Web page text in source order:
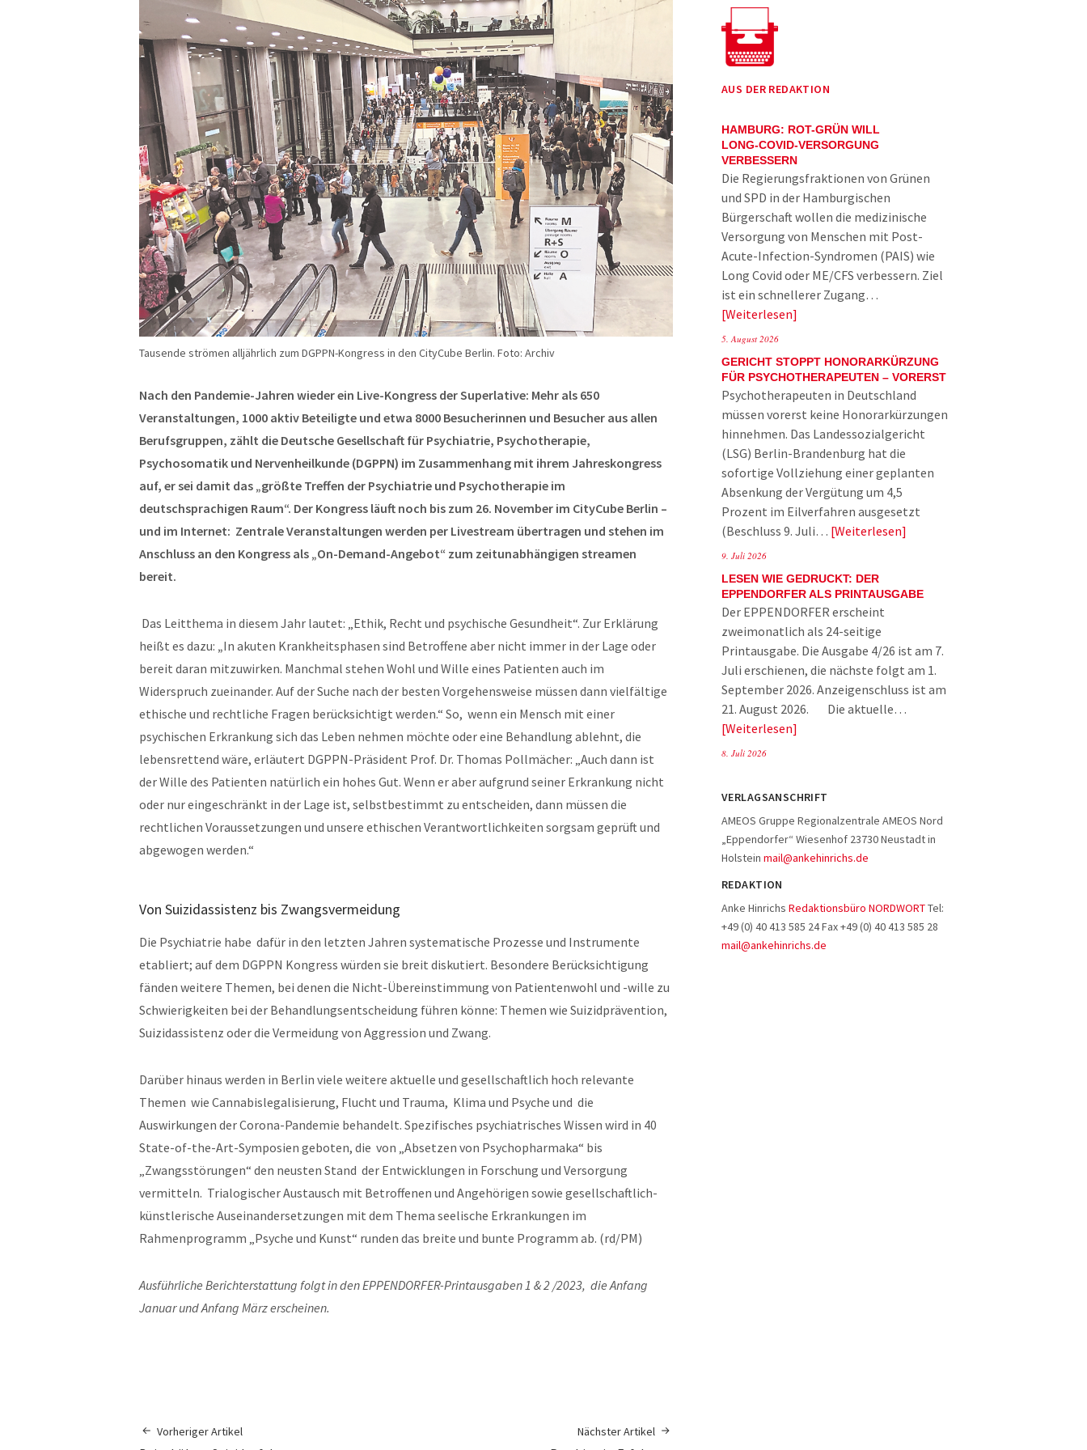
Tausende strömen alljährlich zum DGPPN-Kongress in den CityCube Berlin. Foto: Archiv
Nach den Pandemie-Jahren wieder ein Live-Kongress der Superlative: Mehr als 650
Veranstaltungen, 1000 aktiv Beteiligte und etwa 8000 Besucherinnen und Besucher aus allen
Berufsgruppen, zählt die Deutsche Gesellschaft für Psychiatrie, Psychotherapie,
Psychosomatik und Nervenheilkunde (DGPPN) im Zusammenhang mit ihrem Jahreskongress
auf, er sei damit das „größte Treffen der Psychiatrie und Psychotherapie im
deutschsprachigen Raum“. Der Kongress läuft noch bis zum 26. November im CityCube Berlin –
und im Internet: Zentrale Veranstaltungen werden per Livestream übertragen und stehen im
Anschluss an den Kongress als „On-Demand-Angebot“ zum zeitunabhängigen streamen
bereit.
Das Leitthema in diesem Jahr lautet: „Ethik, Recht und psychische Gesundheit“. Zur Erklärung
heißt es dazu: „In akuten Krankheitsphasen sind Betroffene aber nicht immer in der Lage oder
bereit daran mitzuwirken. Manchmal stehen Wohl und Wille eines Patienten auch im
Widerspruch zueinander. Auf der Suche nach der besten Vorgehensweise müssen dann vielfältige
ethische und rechtliche Fragen berücksichtigt werden.“ So, wenn ein Mensch mit einer
psychischen Erkrankung sich das Leben nehmen möchte oder eine Behandlung ablehnt, die
lebensrettend wäre, erläutert DGPPN-Präsident Prof. Dr. Thomas Pollmächer: „Auch dann ist
der Wille des Patienten natürlich ein hohes Gut. Wenn er aber aufgrund seiner Erkrankung nicht
oder nur eingeschränkt in der Lage ist, selbstbestimmt zu entscheiden, dann müssen die
rechtlichen Voraussetzungen und unsere ethischen Verantwortlichkeiten sorgsam geprüft und
abgewogen werden.“
Von Suizidassistenz bis Zwangsvermeidung
Die Psychiatrie habe dafür in den letzten Jahren systematische Prozesse und Instrumente
etabliert; auf dem DGPPN Kongress würden sie breit diskutiert. Besondere Berücksichtigung
fänden weitere Themen, bei denen die Nicht-Übereinstimmung von Patientenwohl und -wille zu
Schwierigkeiten bei der Behandlungsentscheidung führen könne: Themen wie Suizidprävention,
Suizidassistenz oder die Vermeidung von Aggression und Zwang.
Darüber hinaus werden in Berlin viele weitere aktuelle und gesellschaftlich hoch relevante
Themen wie Cannabislegalisierung, Flucht und Trauma, Klima und Psyche und die
Auswirkungen der Corona-Pandemie behandelt. Spezifisches psychiatrisches Wissen wird in 40
State-of-the-Art-Symposien geboten, die von „Absetzen von Psychopharmaka“ bis
„Zwangsstörungen“ den neusten Stand der Entwicklungen in Forschung und Versorgung
vermitteln. Trialogischer Austausch mit Betroffenen und Angehörigen sowie gesellschaftlich-
künstlerische Auseinandersetzungen mit dem Thema seelische Erkrankungen im
Rahmenprogramm „Psyche und Kunst“ runden das breite und bunte Programm ab. (rd/PM)
Ausführliche Berichterstattung folgt in den EPPENDORFER-Printausgaben 1 & 2 /2023, die Anfang
Januar und Anfang März erscheinen.
Vorheriger Artikel Nächster Artikel
AUS DER REDAKTION
HAMBURG: ROT-GRÜN WILL
LONG-COVID-VERSORGUNG
VERBESSERN
Die Regierungsfraktionen von Grünen
und SPD in der Hamburgischen
Bürgerschaft wollen die medizinische
Versorgung von Menschen mit Post-
Acute-Infection-Syndromen (PAIS) wie
Long Covid oder ME/CFS verbessern. Ziel
ist ein schnellerer Zugang…
Weiterlesen
5. August 2026
GERICHT STOPPT HONORARKÜRZUNG
FÜR PSYCHOTHERAPEUTEN – VORERST
Psychotherapeuten in Deutschland
müssen vorerst keine Honorarkürzungen
hinnehmen. Das Landessozialgericht
(LSG) Berlin-Brandenburg hat die
sofortige Vollziehung einer geplanten
Absenkung der Vergütung um 4,5
Prozent im Eilverfahren ausgesetzt
(Beschluss 9. Juli… Weiterlesen
9. Juli 2026
LESEN WIE GEDRUCKT: DER
EPPENDORFER ALS PRINTAUSGABE
Der EPPENDORFER erscheint
zweimonatlich als 24-seitige
Printausgabe. Die Ausgabe 4/26 ist am 7.
Juli erschienen, die nächste folgt am 1.
September 2026. Anzeigenschluss ist am
21. August 2026. Die aktuelle…
Weiterlesen
8. Juli 2026
VERLAGSANSCHRIFT
AMEOS Gruppe Regionalzentrale AMEOS Nord
„Eppendorfer“ Wiesenhof 23730 Neustadt in
Holstein mail@ankehinrichs.de
REDAKTION
Anke Hinrichs Redaktionsbüro NORDWORTTel:
+49 (0) 40 413 585 24 Fax +49 (0) 40 413 585 28
mail@ankehinrichs.de